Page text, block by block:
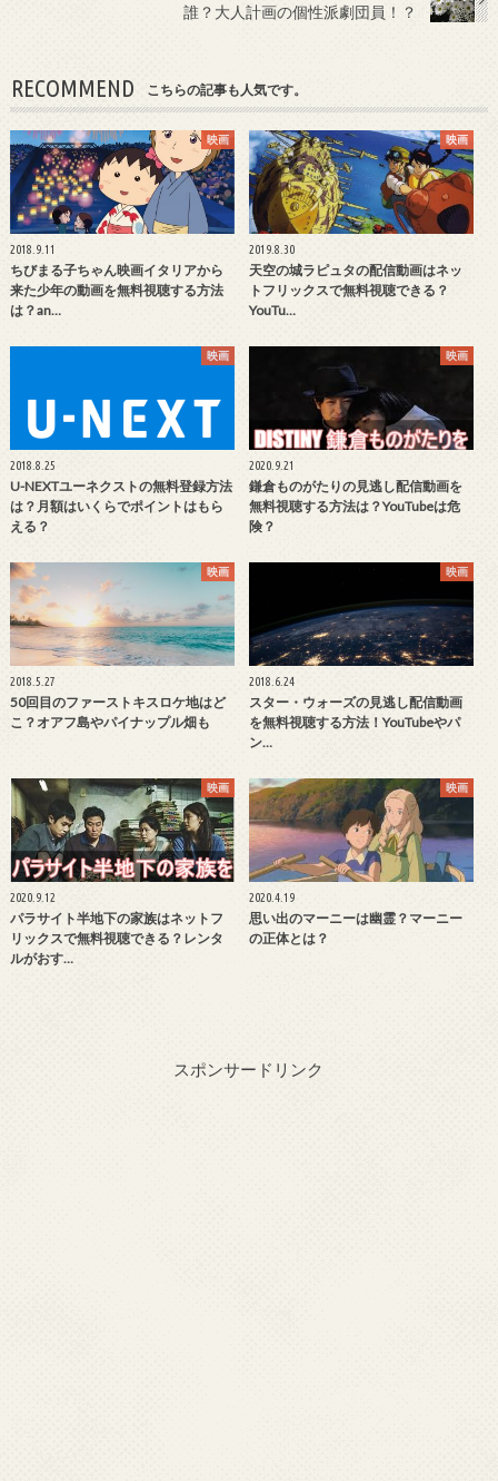
誰？大人計画の個性派劇団員！？
RECOMMEND こちらの記事も人気です。
映画
2018.9.11
ちびまる子ちゃん映画イタリアから
来た少年の動画を無料視聴する方法
は？an…
映画
2019.8.30
天空の城ラピュタの配信動画はネッ
トフリックスで無料視聴できる？
YouTu…
映画
2018.8.25
U-NEXTユーネクストの無料登録方法
は？月額はいくらでポイントはもら
える？
映画
2020.9.21
鎌倉ものがたりの見逃し配信動画を
無料視聴する方法は？YouTubeは危
険？
映画
2018.5.27
50回目のファーストキスロケ地はど
こ？オアフ島やパイナップル畑も
映画
2018.6.24
スター・ウォーズの見逃し配信動画
を無料視聴する方法！YouTubeやパ
ン…
映画
2020.9.12
パラサイト半地下の家族はネットフ
リックスで無料視聴できる？レンタ
ルがおす…
映画
2020.4.19
思い出のマーニーは幽霊？マーニー
の正体とは？
スポンサードリンク